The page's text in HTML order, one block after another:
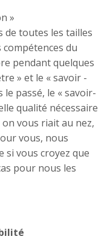
»
de toutes les tailles
du
pendant quelques
» et le « savoir -
passé, le « savoir-
qualité nécessaire
vous riait au nez,
vous, nous
si vous croyez que
pour nous les